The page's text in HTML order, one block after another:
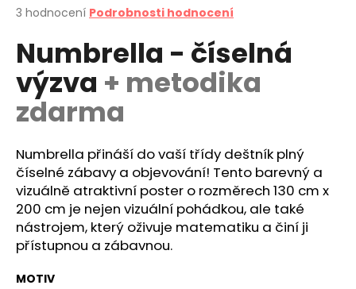
Průměrné
produktu
je
z
5
hvězdiček.
3 hodnocení Podrobnosti hodnocení
Numbrella - číselná
výzva + metodika
zdarma
Numbrella přináší do vaší třídy deštník plný
číselné zábavy a objevování! Tento barevný a
vizuálně atraktivní poster o rozměrech 130 cm x
200 cm je nejen vizuální pohádkou, ale také
nástrojem, který oživuje matematiku a činí ji
přístupnou a zábavnou.
MOTIV
a
j
í
t
?
HLEDAT
D
o